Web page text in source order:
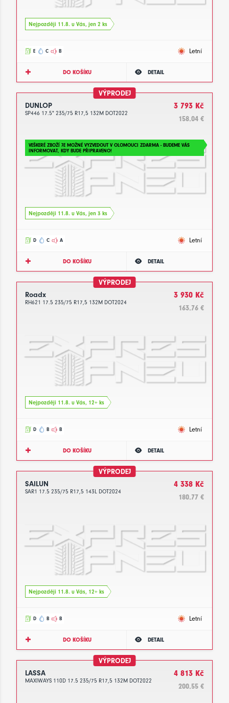
Nejpozději 11.8. u Vás, jen 2 ks
E C B Letní
DO KOŠÍKU DETAIL
VÝPRODEJ
DUNLOP
SP446 17.5" 235/75 R17,5 132M DOT2022
3 793 Kč
158.04 €
VEŠKERÉ ZBOŽÍ JE MOŽNÉ VYZVEDOUT V OLOMOUCI ZDARMA - BUDEME VÁS
INFORMOVAT, KDY BUDE PŘIPRAVENO!
Nejpozději 11.8. u Vás, jen 3 ks
D C A Letní
DO KOŠÍKU DETAIL
VÝPRODEJ
Roadx
RH621 17.5 235/75 R17,5 132M DOT2024
3 930 Kč
163.76 €
Nejpozději 11.8. u Vás, 12+ ks
D B B Letní
DO KOŠÍKU DETAIL
VÝPRODEJ
SAILUN
SAR1 17.5 235/75 R17,5 143L DOT2024
4 338 Kč
180.77 €
Nejpozději 11.8. u Vás, 12+ ks
D B B Letní
DO KOŠÍKU DETAIL
VÝPRODEJ
LASSA
MAXIWAYS 110D 17.5 235/75 R17,5 132M DOT2022
4 813 Kč
200.55 €